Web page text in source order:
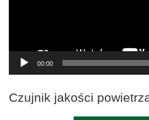
00:00
Czujnik jakości